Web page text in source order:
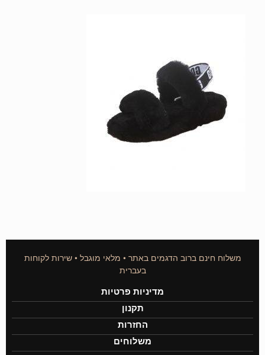
משלוח חינם ברוב הדגמים באתר • מלאי מוגבל • שירות לקוחות
בעברית
מדיניות פרטיות
תקנון
החזרות
משלוחים